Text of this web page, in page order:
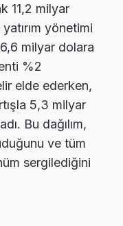
11,2 milyar
yönetimi
milyar dolara
%2
elde ederken,
5,3 milyar
Bu dağılım,
ve tüm
sergilediğini